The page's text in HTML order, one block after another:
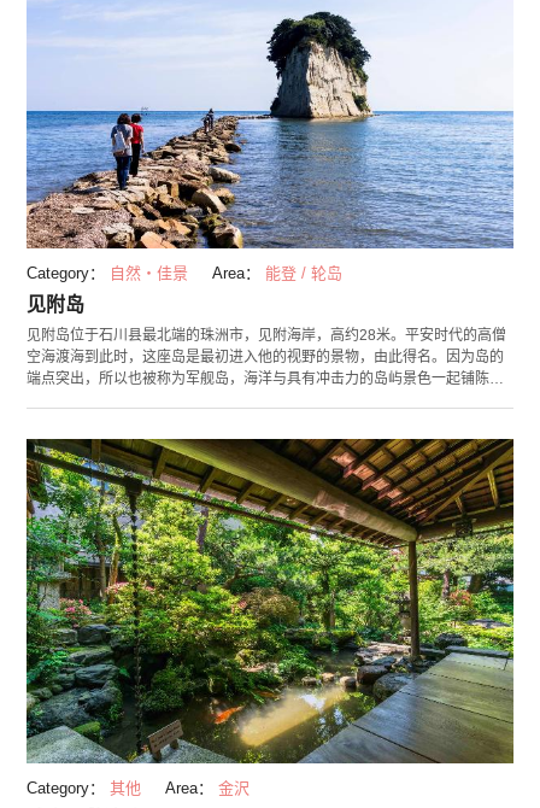
Category： 自然・佳景 Area： 能登 / 轮岛
见附岛
见附岛位于石川县最北端的珠洲市，见附海岸，高约28米。平安时代的高僧
空海渡海到此时，这座岛是最初进入他的视野的景物，由此得名。因为岛的
端点突出，所以也被称为军舰岛，海洋与具有冲击力的岛屿景色一起铺陈开
到恋路海岸为止长约3公里的海滩“结缘沙滩”也是一景。海边有着据说能保佑
恋情实现的钟，有不少情侣或其他游客来此游览。
Category： 其他 Area： 金沢